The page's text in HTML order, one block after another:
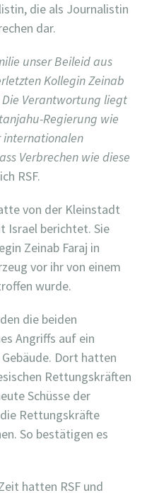
die als Journalistin
dar.
unser Beileid aus
Kollegin Zeinab
Die Verantwortung liegt
Regierung wie
internationalen
Verbrechen wie diese
RSF.
von der Kleinstadt
Israel berichtet. Sie
Zeinab Faraj in
vor ihr von einem
wurde.
die beiden
Angriffs auf ein
Dort hatten
Rettungskräften
Schüsse der
Rettungskräfte
So bestätigen es
hatten RSF und